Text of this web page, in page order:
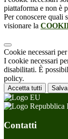
piattaforma e non è
Per conoscere quali
visionare la
Cookie necessari
I cookie necessari
disabilitati. È
policy.
Accetta tutti
Contatti